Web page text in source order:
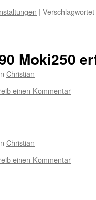
|
Moki250
Christian
einen Kommentar
Christian
einen Kommentar